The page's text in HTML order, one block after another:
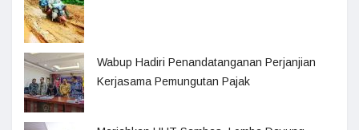
Wabup Hadiri Penandatanganan Perjanjian
Kerjasama Pemungutan Pajak